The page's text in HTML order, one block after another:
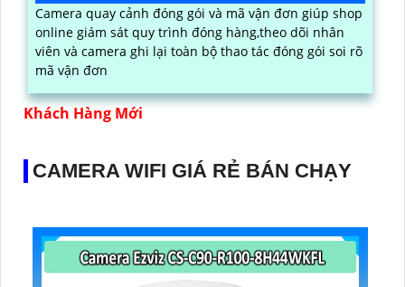
Camera quay cảnh đóng gói và mã vận đơn giúp shop
online giám sát quy trình đóng hàng,theo dõi nhân
viên và camera ghi lại toàn bộ thao tác đóng gói soi rõ
mã vận đơn
Khách Hàng Mới
CAMERA WIFI GIÁ RẺ BÁN CHẠY